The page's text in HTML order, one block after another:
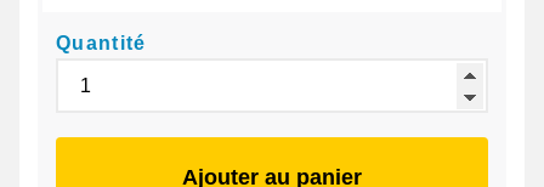
Quantité
Ajouter au panier